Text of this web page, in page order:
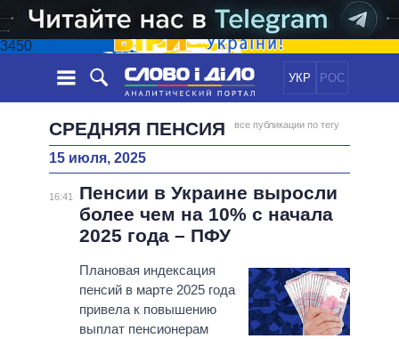
3450
УКР РОС
НОВОСТИ
ЛЕНТА
СОБЫТИЯ
СТАТЬИ
МНЕНИЯ
ОБЗОРЫ
ДАЙДЖЕСТЫ
ЭКОНОМИКА
ОБЩЕСТВО
МИР
ПОЛИТИКИ
ВСЕ ПОЛИТИКИ
ПРЕЗИДЕНТ И ОФИС
ВЕРХОВНАЯ РАДА
ИНФОГРАФИКА
ВИДЕО
ПОДДЕРЖАТЬ
СРЕДНЯЯ ПЕНСИЯ все публикации по тегу
15 июля, 2025
16:41
Пенсии в Украине выросли
более чем на 10% с начала
2025 года – ПФУ
Плановая индексация
пенсий в марте 2025 года
привела к повышению
выплат пенсионерам